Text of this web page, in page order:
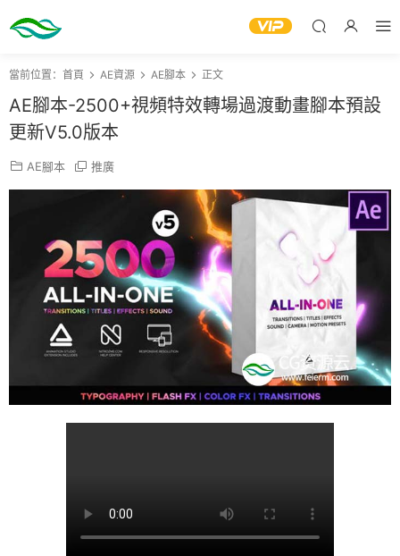
當前位置： 首頁 AE資源 AE腳本 正文
AE腳本-2500+視頻特效轉場過渡動畫腳本預設
更新V5.0版本
AE腳本 推廣